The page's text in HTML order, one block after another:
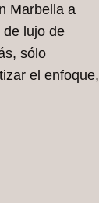
Marbella a
de lujo de
sólo
el enfoque,